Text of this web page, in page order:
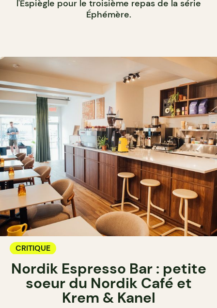
l'Espiègle pour le troisième repas de la série
Éphémère.
CRITIQUE
Nordik Espresso Bar : petite
soeur du Nordik Café et
Krem & Kanel